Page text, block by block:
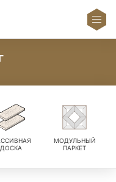
ДОСКА
МОДУЛЬНЫЙ
ПАРКЕТ